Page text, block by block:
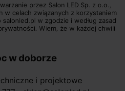
przez Salon LED Sp. z o.o.,
w celach związanych z korzystaniem
w zgodzie i według zasad
Wiem, że w każdej chwili
w doborze
i projektowe